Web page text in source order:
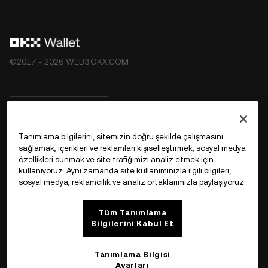
©2017 - 2026 WEB3.OKX.COM
OKX Web3 Hakkında Daha Fazla Bilgi
Tanımlama bilgilerini; sitemizin doğru şekilde çalışmasını
sağlamak, içerikleri ve reklamları kişiselleştirmek, sosyal medya
özellikleri sunmak ve site trafiğimizi analiz etmek için
kullanıyoruz. Aynı zamanda site kullanımınızla ilgili bilgileri;
sosyal medya, reklamcılık ve analiz ortaklarımızla paylaşıyoruz.
Tüm Tanımlama
Bilgilerini Kabul Et
Tanımlama Bilgisi
Ayarları